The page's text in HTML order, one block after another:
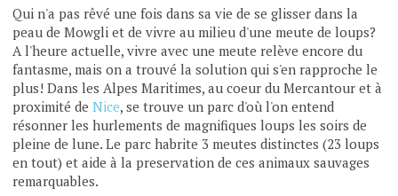
Qui n'a pas rêvé une fois dans sa vie de se glisser dans la
peau de Mowgli et de vivre au milieu d'une meute de loups?
A l'heure actuelle, vivre avec une meute relève encore du
fantasme, mais on a trouvé la solution qui s'en rapproche le
plus! Dans les Alpes Maritimes, au coeur du Mercantour et à
proximité deNice, se trouve un parc d'où l'on entend
résonner les hurlements de magnifiques loups les soirs de
pleine de lune. Le parc habrite 3 meutes distinctes (23 loups
en tout) et aide à la preservation de ces animaux sauvages
remarquables.